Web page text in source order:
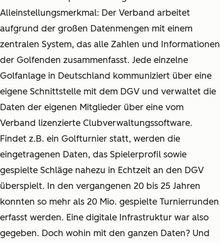
Alleinstellungsmerkmal: Der Verband arbeitet
aufgrund der großen Datenmengen mit einem
zentralen System, das alle Zahlen und Informationen
der Golfenden zusammenfasst. Jede einzelne
Golfanlage in Deutschland kommuniziert über eine
eigene Schnittstelle mit dem DGV und verwaltet die
Daten der eigenen Mitglieder über eine vom
Verband lizenzierte Clubverwaltungssoftware.
Findet z.B. ein Golfturnier statt, werden die
eingetragenen Daten, das Spielerprofil sowie
gespielte Schläge nahezu in Echtzeit an den DGV
überspielt. In den vergangenen 20 bis 25 Jahren
konnten so mehr als 20 Mio. gespielte Turnierrunden
erfasst werden. Eine digitale Infrastruktur war also
gegeben. Doch wohin mit den ganzen Daten? Und